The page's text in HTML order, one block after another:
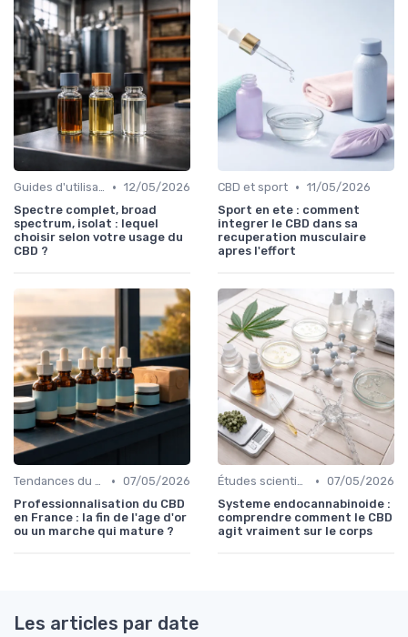
Guides d'utilisation • 12/05/2026
Spectre complet, broad
spectrum, isolat : lequel
choisir selon votre usage du
CBD ?
CBD et sport • 11/05/2026
Sport en ete : comment
integrer le CBD dans sa
recuperation musculaire
apres l'effort
Tendances du marché • 07/05/2026
Professionnalisation du CBD
en France : la fin de l'age d'or
ou un marche qui mature ?
Études scientifiques • 07/05/2026
Systeme endocannabinoide :
comprendre comment le CBD
agit vraiment sur le corps
Les articles par date